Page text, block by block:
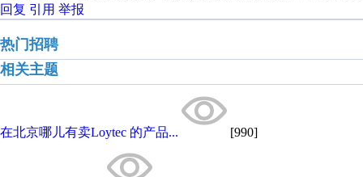
回复 引用 举报
热门招聘
相关主题
在北京哪儿有卖Loytec 的产品... [990]